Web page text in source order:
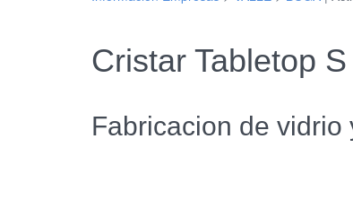
Cristar Tabletop
Fabricacion de